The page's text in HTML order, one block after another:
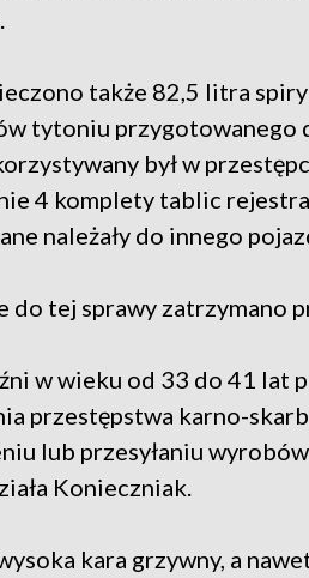
także 82,5 litra
tytoniu przygotowanego
był w
4 komplety tablic
należały do innego
do tej sprawy zatrzymano
w wieku od 33 do 41 lat
przestępstwa karno-
lub przesyłaniu
Konieczniak.
kara grzywny, a